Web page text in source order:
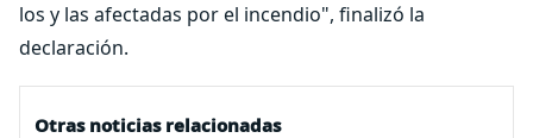
los y las afectadas por el incendio", finalizó la
declaración.
Otras noticias relacionadas